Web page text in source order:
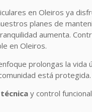
en Oleiros ya
planes de
aumenta.
en Oleiros.
prolongas la vida
está protegida.
y control